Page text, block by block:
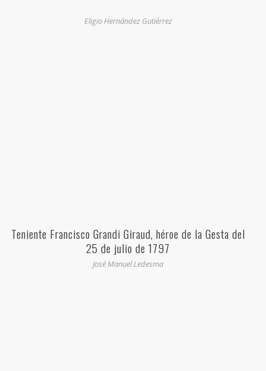
Eligio Hernández Gutiérrez
Teniente Francisco Grandi Giraud, héroe de la Gesta del
25 de julio de 1797
José Manuel Ledesma